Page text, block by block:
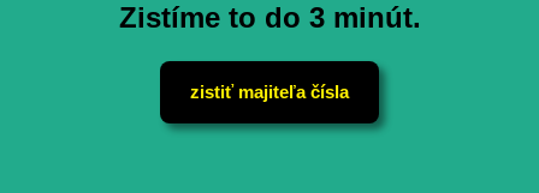
Zistíme to do 3 minút.
zistiť majiteľa čísla